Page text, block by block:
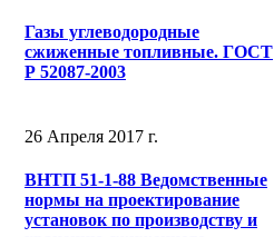
Газы углеводородные
сжиженные топливные. ГОСТ
Р 52087-2003
26 Апреля 2017 г.
ВНТП 51-1-88 Ведомственные
нормы на проектирование
установок по производству и